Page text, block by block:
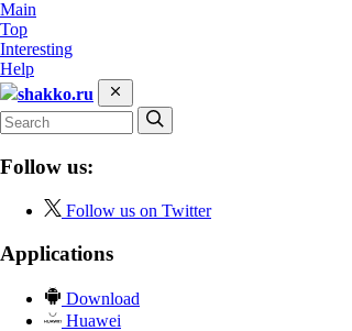
Main
Top
Interesting
Help
shakko.ru
Follow us:
Follow us on Twitter
Applications
Download
Huawei